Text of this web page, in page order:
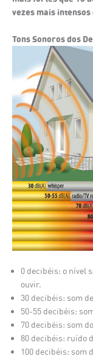
vezes mais
Tons Sonoros dos
0 decibéis: o nível
ouvir.
30 decibéis: som
50-55 decibéis:
70 decibéis: som
80 decibéis: ruído
100 decibéis: som